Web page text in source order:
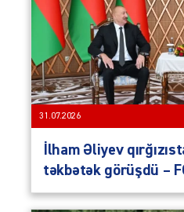
31.07.2026
İlham Əliyev
təkbətək görüşdü –